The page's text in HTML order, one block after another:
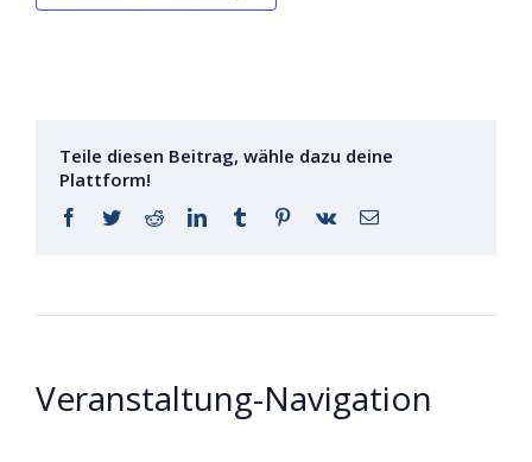
Teile diesen Beitrag, wähle dazu deine
Plattform!
Facebook
TwitterRedditLinkedInTumblr Pinterest
Vk
E-
Veranstaltung-Navigation